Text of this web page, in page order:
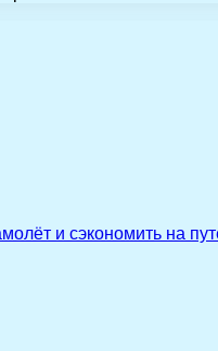
и сэкономить на